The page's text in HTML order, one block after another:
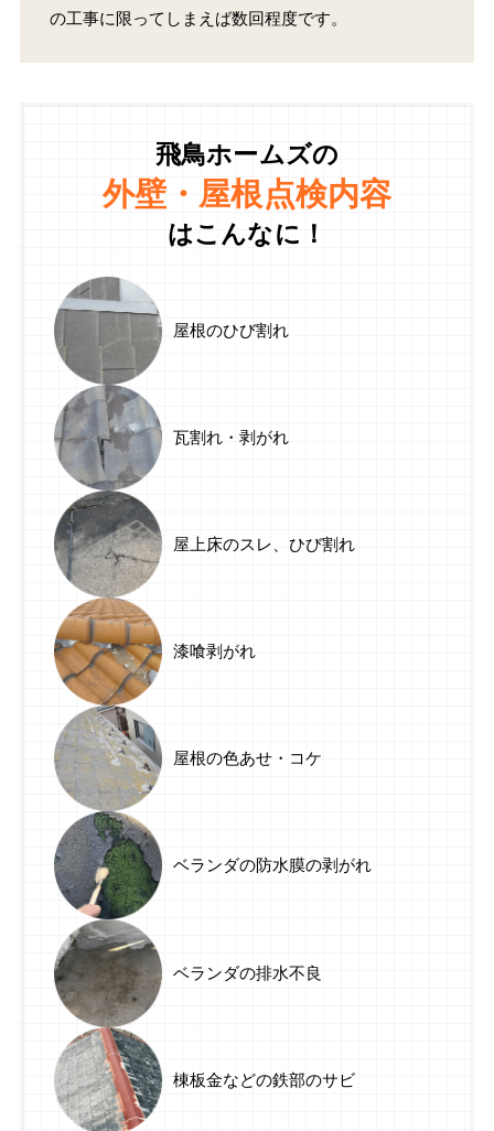
の工事に限ってしまえば数回程度です。
飛鳥ホームズの
外壁・屋根点検内容
はこんなに！
屋根のひび割れ
瓦割れ・剥がれ
屋上床のスレ、ひび割れ
漆喰剥がれ
屋根の色あせ・コケ
ベランダの防水膜の剥がれ
ベランダの排水不良
棟板金などの鉄部のサビ